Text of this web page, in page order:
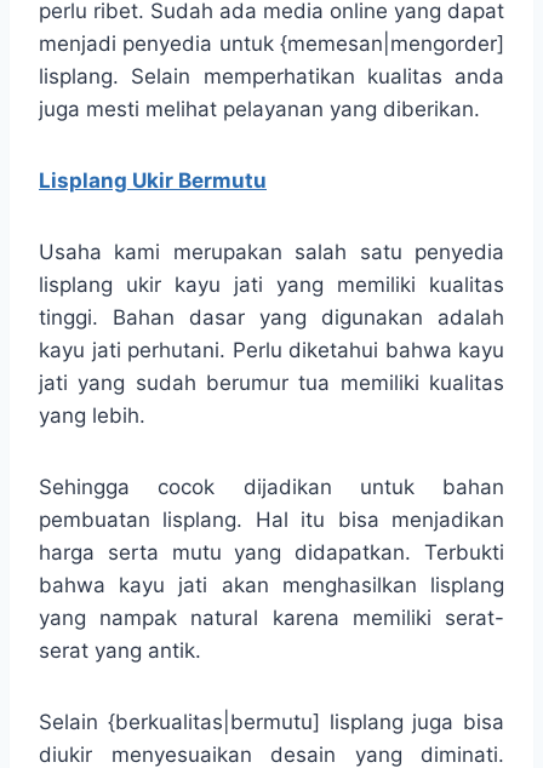
perlu ribet. Sudah ada media online yang dapat
menjadi penyedia untuk {memesan|mengorder]
lisplang. Selain memperhatikan kualitas anda
juga mesti melihat pelayanan yang diberikan.
Lisplang Ukir Bermutu
Usaha kami merupakan salah satu penyedia
lisplang ukir kayu jati yang memiliki kualitas
tinggi. Bahan dasar yang digunakan adalah
kayu jati perhutani. Perlu diketahui bahwa kayu
jati yang sudah berumur tua memiliki kualitas
yang lebih.
Sehingga cocok dijadikan untuk bahan
pembuatan lisplang. Hal itu bisa menjadikan
harga serta mutu yang didapatkan. Terbukti
bahwa kayu jati akan menghasilkan lisplang
yang nampak natural karena memiliki serat-
serat yang antik.
Selain {berkualitas|bermutu] lisplang juga bisa
diukir menyesuaikan desain yang diminati.